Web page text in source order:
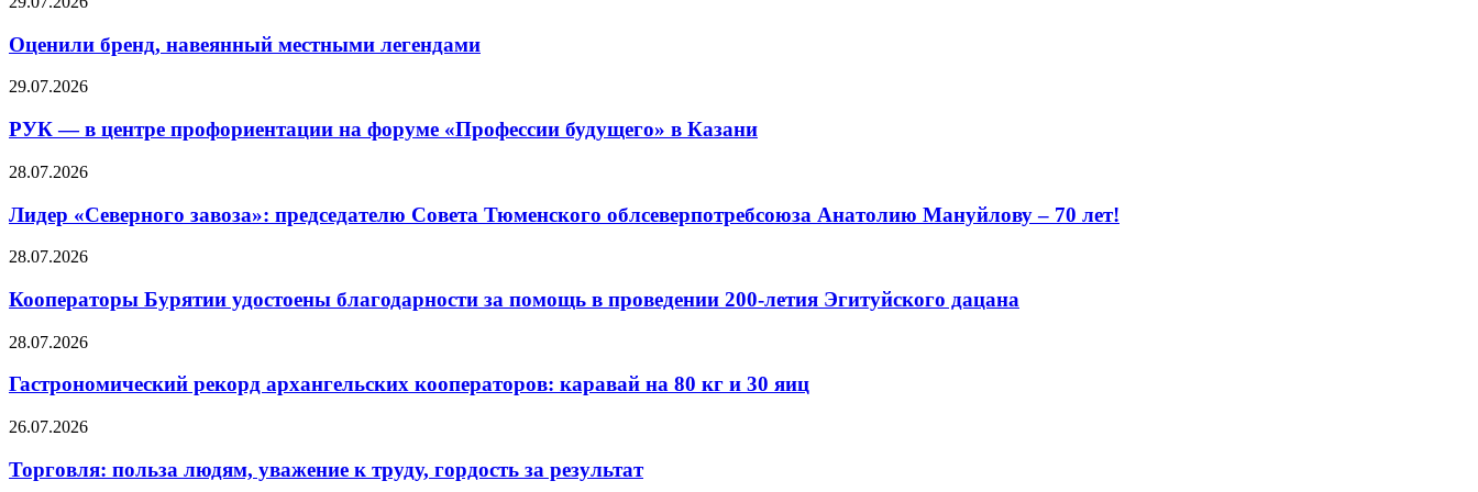
Оценили бренд, навеянный местными легендами
29.07.2026
РУК — в центре профориентации на форуме «Профессии будущего» в Казани
28.07.2026
Лидер «Северного завоза»: председателю Совета Тюменского облсеверпотребсоюза Анатолию Мануйлову – 70 лет!
28.07.2026
Кооператоры Бурятии удостоены благодарности за помощь в проведении 200-летия Эгитуйского дацана
28.07.2026
Гастрономический рекорд архангельских кооператоров: каравай на 80 кг и 30 яиц
26.07.2026
Торговля: польза людям, уважение к труду, гордость за результат